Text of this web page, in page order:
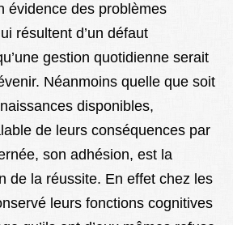
évidence des problèmes
résultent d’un défaut
gestion quotidienne serait
Néanmoins quelle que soit
disponibles,
de leurs conséquences par
son adhésion, est la
de la réussite. En effet chez les
leurs fonctions cognitives